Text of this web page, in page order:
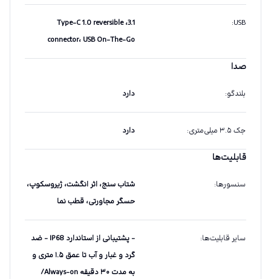
USB
:
3.1، Type-C 1.0 reversible
connector، USB On-The-Go
صدا
بلندگو: دارد
جک ۳.۵ میلی‌متری : دارد
قابلیت‌ها
سنسورها:
شتاب سنج، اثر انگشت، ژیروسکوپ،
حسگر مجاورتی، قطب نما
سایر قابلیت‌ها:
- پشتیبانی از استاندارد IP68 - ضد
گرد و غبار و آب تا عمق ۱.۵ متری و
به مدت ۳۰ دقیقه Always-on/